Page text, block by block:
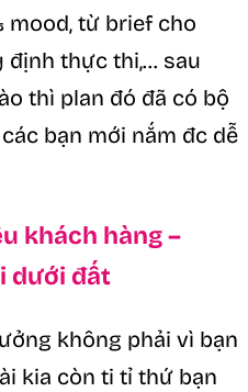
mood, từ brief cho
định thực thi,… sau
thì plan đó đã có bộ
bạn mới nắm đc dễ
khách hàng –
dưới đất
không phải vì bạn
kia còn ti tỉ thứ bạn